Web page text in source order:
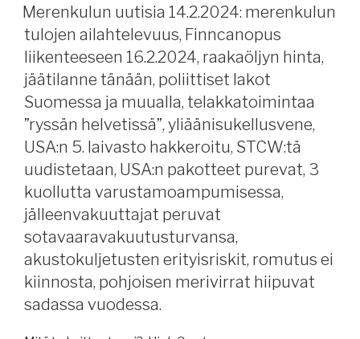
LR
raportti
EU:n
päästökaupan
soveltamiseksi,
Tobagon
öljyonnettomuus
laajenee.”
on
vihitty,
Maerskin
positiiviset
rahahuolet,
Viking
Linen
kautta
aikain
paras
tulos,
ilmastonmuutoksen
vaikutus
kanaviin
ja
jokiin,
Merenkulun uutisia 14.2.2024: merenkulun
tulojen ailahtelevuus, Finncanopus
liikenteeseen 16.2.2024, raakaöljyn hinta,
jäätilanne tänään, poliittiset lakot
Suomessa ja muualla, telakkatoimintaa
”ryssän helvetissä”, yliäänisukellusvene,
USA:n 5. laivasto hakkeroitu, STCW:tä
uudistetaan, USA:n pakotteet purevat, 3
kuollutta varustamoampumisessa,
jälleenvakuuttajat peruvat
sotavaaravakuutusturvansa,
akustokuljetusten erityisriskit, romutus ei
kiinnosta, pohjoisen merivirrat hiipuvat
sadassa vuodessa.